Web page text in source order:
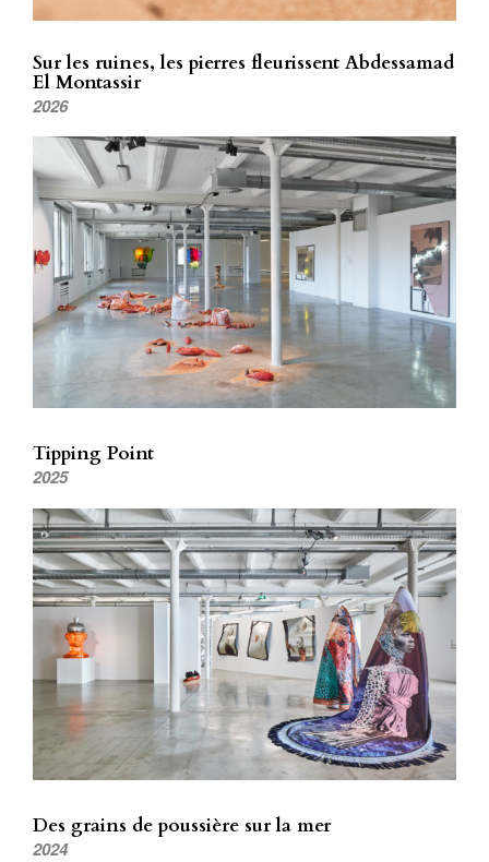
Sur les ruines, les pierres fleurissent Abdessamad
El Montassir
2026
Tipping Point
2025
Des grains de poussière sur la mer
2024